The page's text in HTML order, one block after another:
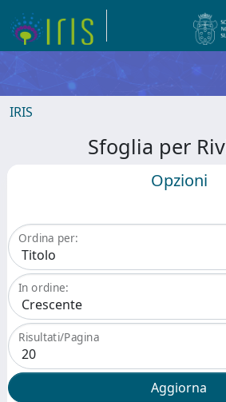
IRIS
Sfoglia per
Opzioni
Ordina per:
In ordine:
Risultati/Pagina